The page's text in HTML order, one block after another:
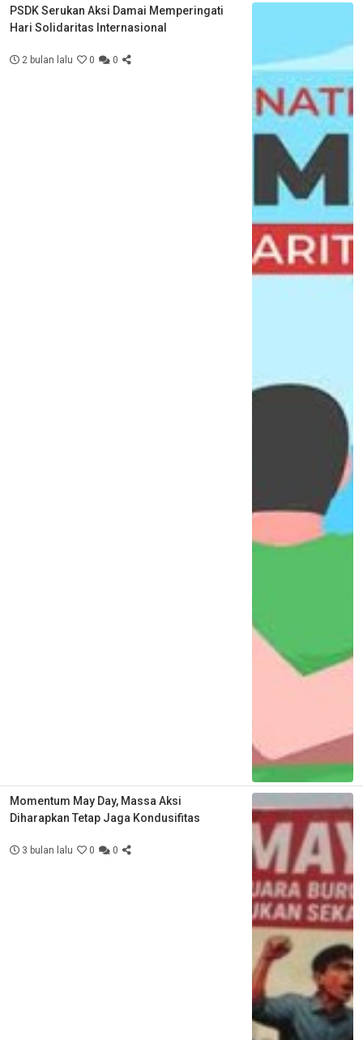
PSDK Serukan Aksi Damai Memperingati
Hari Solidaritas Internasional
2 bulan lalu 0 0
Momentum May Day, Massa Aksi
Diharapkan Tetap Jaga Kondusifitas
3 bulan lalu 0 0